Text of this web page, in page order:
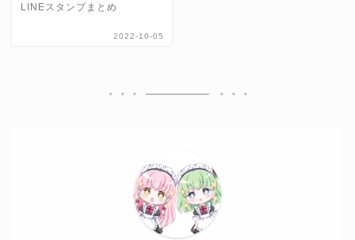
LINEスタンプまとめ
2022-10-05